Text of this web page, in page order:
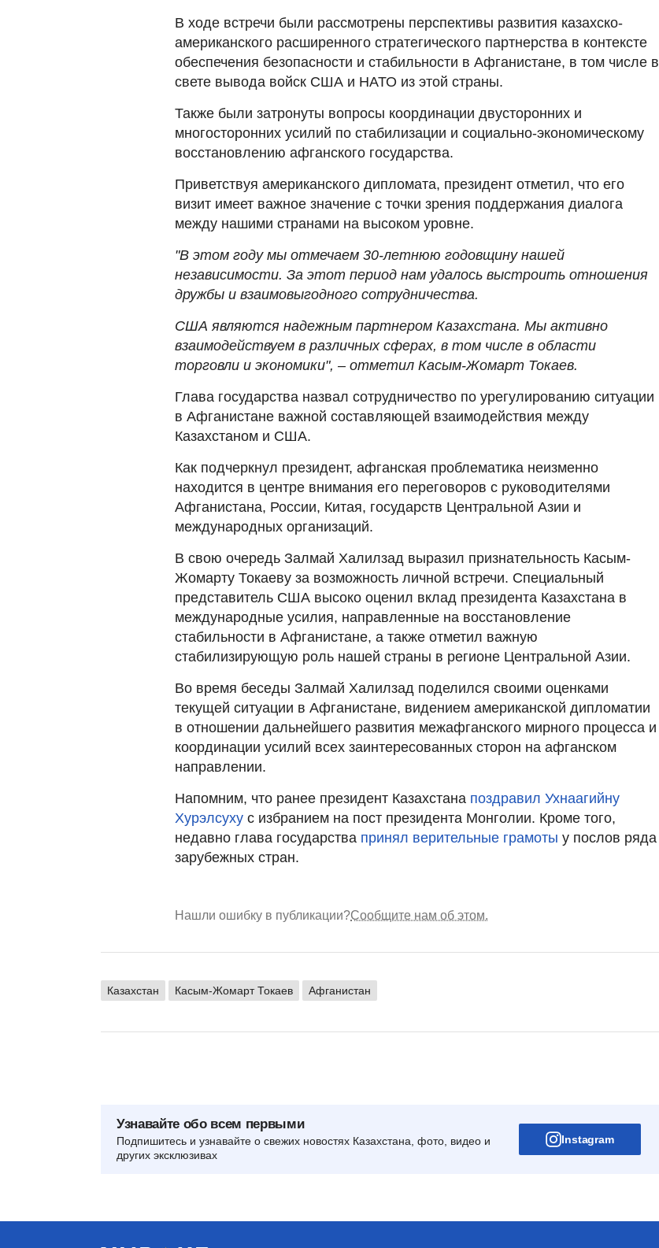
В ходе встречи были рассмотрены перспективы развития казахско-
американского расширенного стратегического партнерства в контексте
обеспечения безопасности и стабильности в Афганистане, в том числе в
свете вывода войск США и НАТО из этой страны.
Также были затронуты вопросы координации двусторонних и
многосторонних усилий по стабилизации и социально-экономическому
восстановлению афганского государства.
Приветствуя американского дипломата, президент отметил, что его
визит имеет важное значение с точки зрения поддержания диалога
между нашими странами на высоком уровне.
"В этом году мы отмечаем 30-летнюю годовщину нашей
независимости. За этот период нам удалось выстроить отношения
дружбы и взаимовыгодного сотрудничества.
США являются надежным партнером Казахстана. Мы активно
взаимодействуем в различных сферах, в том числе в области
торговли и экономики", – отметил Касым-Жомарт Токаев.
Глава государства назвал сотрудничество по урегулированию ситуации
в Афганистане важной составляющей взаимодействия между
Казахстаном и США.
Как подчеркнул президент, афганская проблематика неизменно
находится в центре внимания его переговоров с руководителями
Афганистана, России, Китая, государств Центральной Азии и
международных организаций.
В свою очередь Залмай Халилзад выразил признательность Касым-
Жомарту Токаеву за возможность личной встречи. Специальный
представитель США высоко оценил вклад президента Казахстана в
международные усилия, направленные на восстановление
стабильности в Афганистане, а также отметил важную
стабилизирующую роль нашей страны в регионе Центральной Азии.
Во время беседы Залмай Халилзад поделился своими оценками
текущей ситуации в Афганистане, видением американской дипломатии
в отношении дальнейшего развития межафганского мирного процесса и
координации усилий всех заинтересованных сторон на афганском
направлении.
Напомним, что ранее президент Казахстана поздравил Ухнаагийну
Хурэлсуху с избранием на пост президента Монголии. Кроме того,
недавно глава государства принял верительные грамоты у послов ряда
зарубежных стран.
Нашли ошибку в публикации?Сообщите нам об этом.
Казахстан Касым-Жомарт Токаев Афганистан
Узнавайте обо всем первыми
Подпишитесь и узнавайте о свежих новостях Казахстана, фото, видео и
других эксклюзивах
Instagram